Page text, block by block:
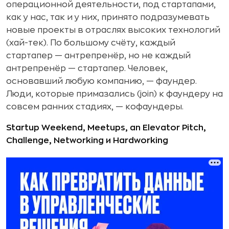
операционной деятельности, под стартапами,
как у нас, так и у них, принято подразумевать
новые проекты в отраслях высоких технологий
(хай-тек). По большому счёту, каждый
стартапер — антрепренёр, но не каждый
антрепренёр — стартапер. Человек,
основавший любую компанию, — фаундер.
Люди, которые примазались (join) к фаундеру на
совсем ранних стадиях, — кофаундеры.
Startup Weekend, Meetups, an Elevator Pitch,
Challenge, Networking и Hardworking